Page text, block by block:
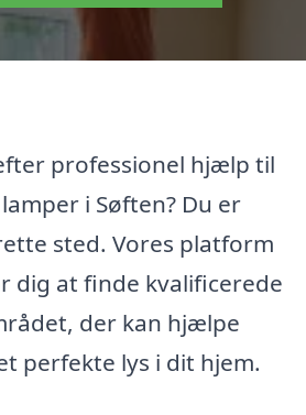
professionel hjælp til
i Søften? Du er
sted. Vores platform
dig at finde kvalificerede
der kan hjælpe
perfekte lys i dit hjem.